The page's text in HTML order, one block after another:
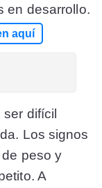
en desarrollo.
aquí
difícil
Los signos
peso y
A